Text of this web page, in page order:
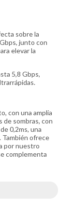
sobre la
junto con
elevar la
5,8 Gbps,
con una amplia
de sombras, con
0,2ms, una
También ofrece
por nuestro
complementa